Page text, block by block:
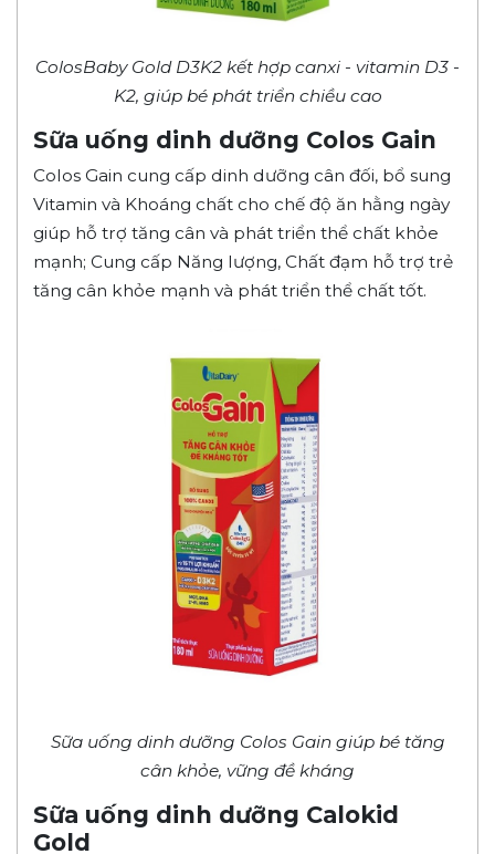
ColosBaby Gold D3K2 kết hợp canxi - vitamin D3 -
K2, giúp bé phát triển chiều cao
Sữa uống dinh dưỡng Colos Gain
Colos Gain cung cấp dinh dưỡng cân đối, bổ sung
Vitamin và Khoáng chất cho chế độ ăn hằng ngày
giúp hỗ trợ tăng cân và phát triển thể chất khỏe
mạnh; Cung cấp Năng lượng, Chất đạm hỗ trợ trẻ
tăng cân khỏe mạnh và phát triển thể chất tốt.
Sữa uống dinh dưỡng Colos Gain giúp bé tăng
cân khỏe, vững đề kháng
Sữa uống dinh dưỡng Calokid
Gold